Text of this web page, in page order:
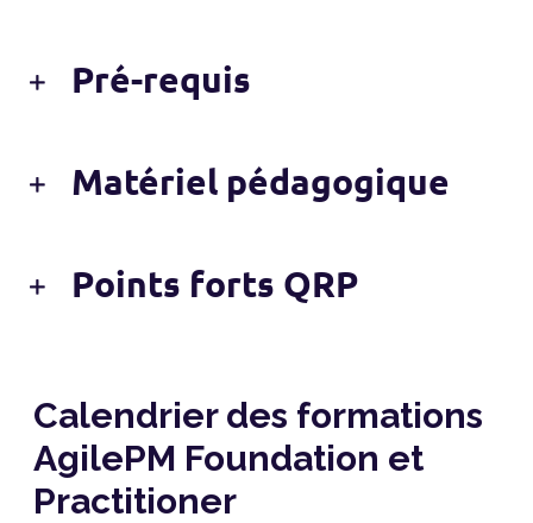
Pré-requis
Matériel pédagogique
Points forts QRP
Calendrier des formations
AgilePM Foundation et
Practitioner